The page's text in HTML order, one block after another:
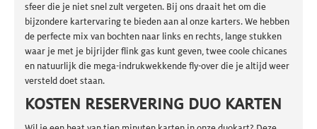
sfeer die je niet snel zult vergeten. Bij ons draait het om die
bijzondere kartervaring te bieden aan al onze karters. We hebben
de perfecte mix van bochten naar links en rechts, lange stukken
waar je met je bijrijder flink gas kunt geven, twee coole chicanes
en natuurlijk die mega-indrukwekkende fly-over die je altijd weer
versteld doet staan.
KOSTEN RESERVERING DUO KARTEN